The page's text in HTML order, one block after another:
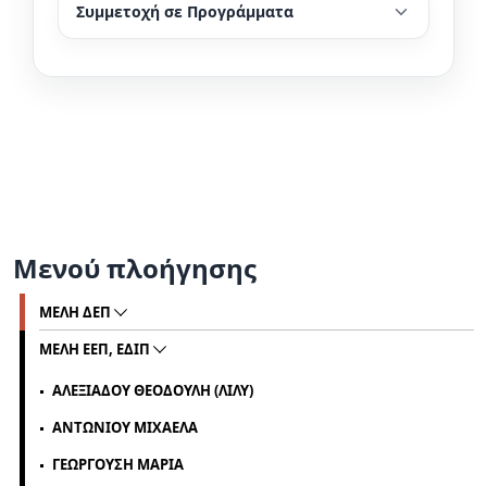
Συμμετοχή σε Προγράμματα
Μενού πλοήγησης
MΕΛΗ ΔΕΠ
ΜΕΛΗ ΕΕΠ, ΕΔΙΠ
ΑΛΕΞΙΑΔΟΥ ΘΕΟΔΟΥΛΗ (ΛΙΛΥ)
ΑΝΤΩΝΙΟΥ ΜΙΧΑΕΛΑ
ΓΕΩΡΓΟΥΣΗ ΜΑΡΙΑ